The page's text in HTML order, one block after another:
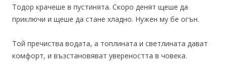
Тодор крачеше в пустинята. Скоро денят щеше да
приключи и щеше да стане хладно. Нужен му бе огън.
Той пречиства водата, а топлината и светлината дават
комфорт, и възстановяват увереността в човека.